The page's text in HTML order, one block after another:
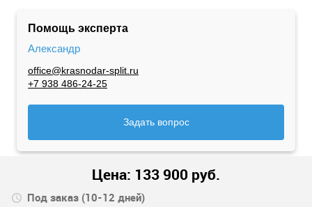
Помощь эксперта
Александр
office@krasnodar-split.ru
+7 938 486-24-25
Задать вопрос
Цена: 133 900 руб.
Под заказ (10-12 дней)